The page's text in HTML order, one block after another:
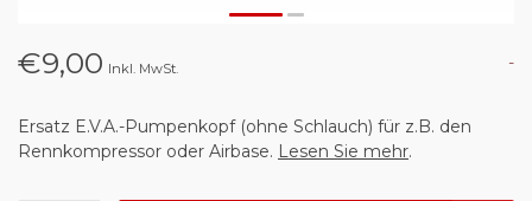
€9,00 Inkl. MwSt. -
Ersatz E.V.A.-Pumpenkopf (ohne Schlauch) für z.B. den
Rennkompressor oder Airbase. Lesen Sie mehr.